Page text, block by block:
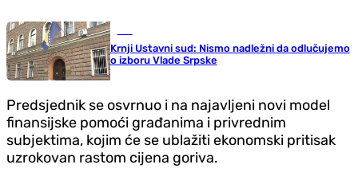
Krnji Ustavni sud: Nismo nadležni da odlučujemo
o izboru Vlade Srpske
Predsjednik se osvrnuo i na najavljeni novi model
finansijske pomoći građanima i privrednim
subjektima, kojim će se ublažiti ekonomski pritisak
uzrokovan rastom cijena goriva.